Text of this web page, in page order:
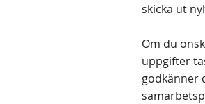
skicka ut
Om du
uppgifter
godkänner